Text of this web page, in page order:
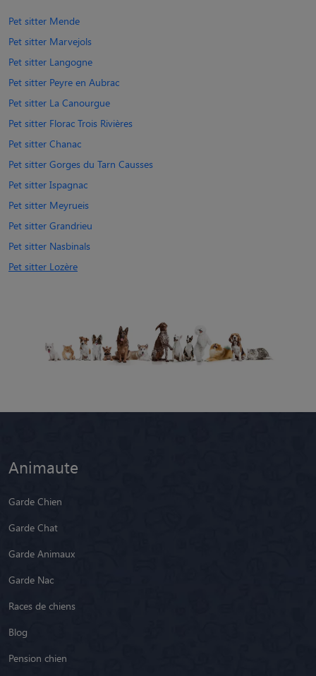
Pet sitter Mende
Pet sitter Marvejols
Pet sitter Langogne
Pet sitter Peyre en Aubrac
Pet sitter La Canourgue
Pet sitter Florac Trois Rivières
Pet sitter Chanac
Pet sitter Gorges du Tarn Causses
Pet sitter Ispagnac
Pet sitter Meyrueis
Pet sitter Grandrieu
Pet sitter Nasbinals
Pet sitter Lozère
Animaute
Garde Chien
Garde Chat
Garde Animaux
Garde Nac
Races de chiens
Blog
Pension chien